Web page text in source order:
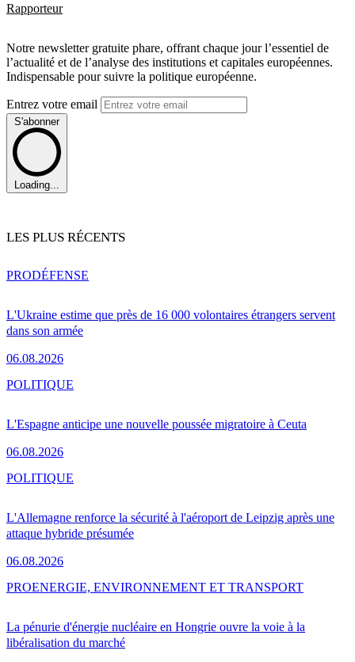
Rapporteur
Notre newsletter gratuite phare, offrant chaque jour l’essentiel de
l’actualité et de l’analyse des institutions et capitales européennes.
Indispensable pour suivre la politique européenne.
Entrez votre email
S'abonner
Loading...
LES PLUS RÉCENTS
L'Ukraine estime que près de 16 000 volontaires étrangers servent
dans son armée
06.08.2026
PRODÉFENSE
L'Espagne anticipe une nouvelle poussée migratoire à Ceuta
06.08.2026
POLITIQUE
L'Allemagne renforce la sécurité à l'aéroport de Leipzig après une
attaque hybride présumée
06.08.2026
POLITIQUE
La pénurie d'énergie nucléaire en Hongrie ouvre la voie à la
libéralisation du marché
PROENERGIE, ENVIRONNEMENT ET TRANSPORT